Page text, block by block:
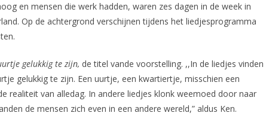
en mensen die werk hadden, waren zes dagen in de week in
Op de achtergrond verschijnen tijdens het liedjesprogramma
gelukkig te zijn, de titel vande voorstelling. ,,In de liedjes vinden
gelukkig te zijn. Een uurtje, een kwartiertje, misschien een
realiteit van alledag. In andere liedjes klonk weemoed door naar
de mensen zich even in een andere wereld,” aldus Ken.